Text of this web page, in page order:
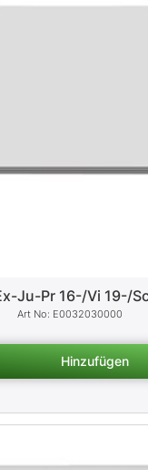
Ju-Pr 16-/Vi 19-/
E0032030000